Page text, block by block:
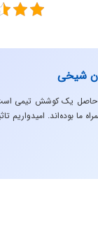
شیخی
حاصل یک کوشش تیمی
ما بوده‌اند.